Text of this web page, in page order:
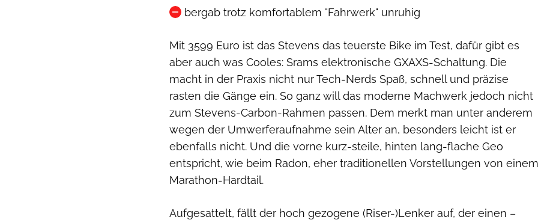
bergab trotz komfortablem "Fahrwerk" unruhig
Mit 3599 Euro ist das Stevens das teuerste Bike im Test, dafür gibt es
aber auch was Cooles: Srams elektronische GXAXS-Schaltung. Die
macht in der Praxis nicht nur Tech-Nerds Spaß, schnell und präzise
rasten die Gänge ein. So ganz will das moderne Machwerk jedoch nicht
zum Stevens-Carbon-Rahmen passen. Dem merkt man unter anderem
wegen der Umwerferaufnahme sein Alter an, besonders leicht ist er
ebenfalls nicht. Und die vorne kurz-steile, hinten lang-flache Geo
entspricht, wie beim Radon, eher traditionellen Vorstellungen von einem
Marathon-Hardtail.
Aufgesattelt, fällt der hoch gezogene (Riser-)Lenker auf, der einen –